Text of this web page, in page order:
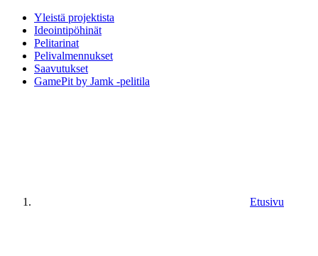
Yleistä projektista
Ideointipöhinät
Pelitarinat
Pelivalmennukset
Saavutukset
GamePit by Jamk -pelitila
Etusivu